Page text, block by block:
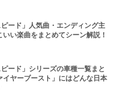
ピード」人気曲・エンディング主
い楽曲をまとめてシーン解説！
ピード」シリーズの車種一覧まと
イヤーブースト」にはどんな日本